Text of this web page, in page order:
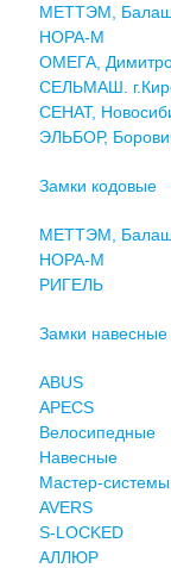
МЕТТЭМ,
НОРА-М
ОМЕГА,
СЕЛЬМАШ.
СЕНАТ,
ЭЛЬБОР,
Замки кодовые
МЕТТЭМ,
НОРА-М
РИГЕЛЬ
Замки навесные
ABUS
APECS
Велосипедные
Навесные
Мастер-системы
AVERS
S-LOCKED
АЛЛЮР